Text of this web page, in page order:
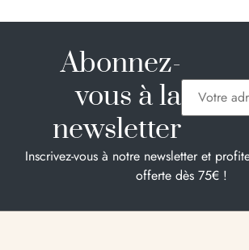
Abonnez-
vous à la
newsletter
Inscrivez-vous à notre newsletter et
offerte dès 75€ !